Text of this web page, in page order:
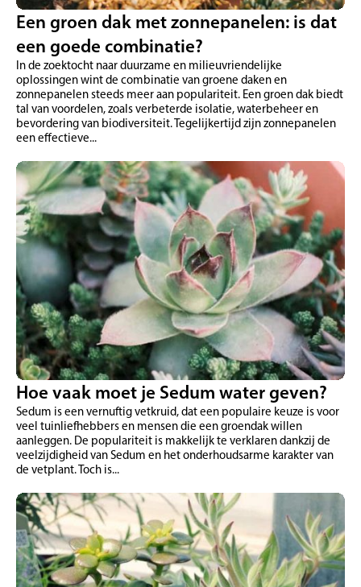
Een groen dak met zonnepanelen: is dat
een goede combinatie?
In de zoektocht naar duurzame en milieuvriendelijke
oplossingen wint de combinatie van groene daken en
zonnepanelen steeds meer aan populariteit. Een groen dak biedt
tal van voordelen, zoals verbeterde isolatie, waterbeheer en
bevordering van biodiversiteit. Tegelijkertijd zijn zonnepanelen
een effectieve...
Hoe vaak moet je Sedum water geven?
Sedum is een vernuftig vetkruid, dat een populaire keuze is voor
veel tuinliefhebbers en mensen die een groendak willen
aanleggen. De populariteit is makkelijk te verklaren dankzij de
veelzijdigheid van Sedum en het onderhoudsarme karakter van
de vetplant. Toch is...